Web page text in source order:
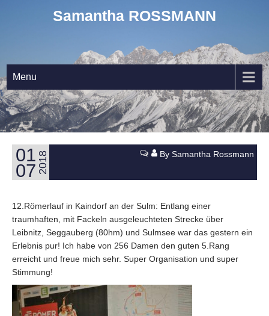
Samantha ROSSMANN
Menu
01
072018 By Samantha Rossmann
12.Römerlauf in Kaindorf an der Sulm: Entlang einer
traumhaften, mit Fackeln ausgeleuchteten Strecke über
Leibnitz, Seggauberg (80hm) und Sulmsee war das gestern ein
Erlebnis pur! Ich habe von 256 Damen den guten 5.Rang
erreicht und freue mich sehr. Super Organisation und super
Stimmung!